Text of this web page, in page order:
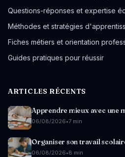
Questions-réponses et expertise
Méthodes et stratégies
Fiches métiers et orientation
Guides pratiques pour réussir
ARTICLES RÉCENTS
Apprendre mieux avec une
06/08/2026•7 min
Organiser son travail
06/08/2026•8 min